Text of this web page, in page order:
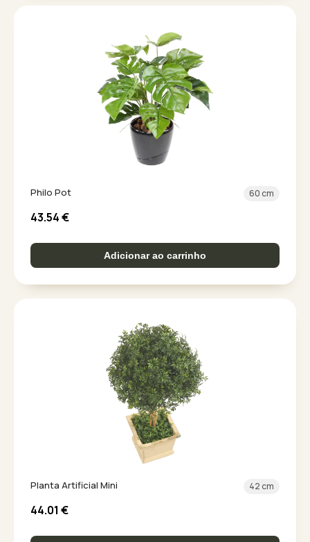
Philo Pot 60 cm
43.54€
Adicionar ao carrinho
Planta Artificial Mini 42 cm
44.01 €